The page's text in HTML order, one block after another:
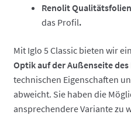
Renolit
das Profil.
Mit Iglo 5 Classic bieten wir
Optik auf der Außenseite des
technischen Eigenschaften
abweicht. Sie haben die
ansprechendere Variante zu